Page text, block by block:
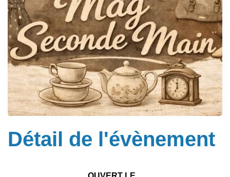
Détail de l'évènement